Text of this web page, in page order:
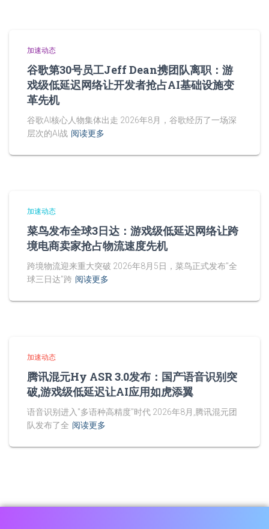
加速动态
谷歌第30号员工Jeff Dean携团队离职：游
戏级低延迟网络让开发者抢占AI基础设施变
革先机
谷歌AI核心人物集体出走 2026年8月，谷歌经历了一场深
层次的AI战 阅读更多
加速动态
菜鸟发布全球3日达：游戏级低延迟网络让跨
境电商卖家抢占物流速度先机
跨境物流迎来重大突破 2026年8月5日，菜鸟正式发布"全
球三日达"跨 阅读更多
加速动态
腾讯混元Hy ASR 3.0发布：国产语音识别突
破,游戏级低延迟让AI应用如虎添翼
语音识别进入"多语种高精度"时代 2026年8月,腾讯混元团
队发布了全 阅读更多